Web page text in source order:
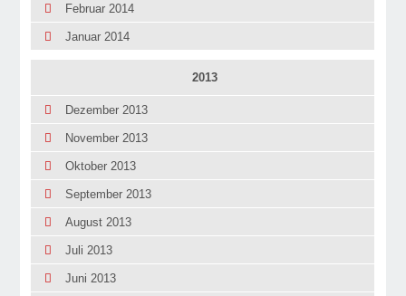
Februar 2014
Januar 2014
2013
Dezember 2013
November 2013
Oktober 2013
September 2013
August 2013
Juli 2013
Juni 2013